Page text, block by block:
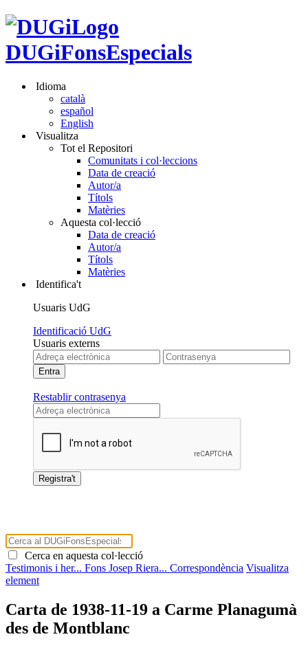
DUGiFonsEspecials
Idioma
català
español
English
Visualitza
Tot el Repositori
Comunitats i col·leccions
Data de creació
Autor/a
Títols
Matèries
Aquesta col·lecció
Data de creació
Autor/a
Títols
Matèries
Identifica't
Usuaris UdG
Identificació UdG
Usuaris externs
Restablir contrasenya
Cerca en aquesta col·lecció
Testimonis i her... Fons Josep Riera... Correspondència Visualitza
element
Carta de 1938-11-19 a Carme Planagumà
des de Montblanc